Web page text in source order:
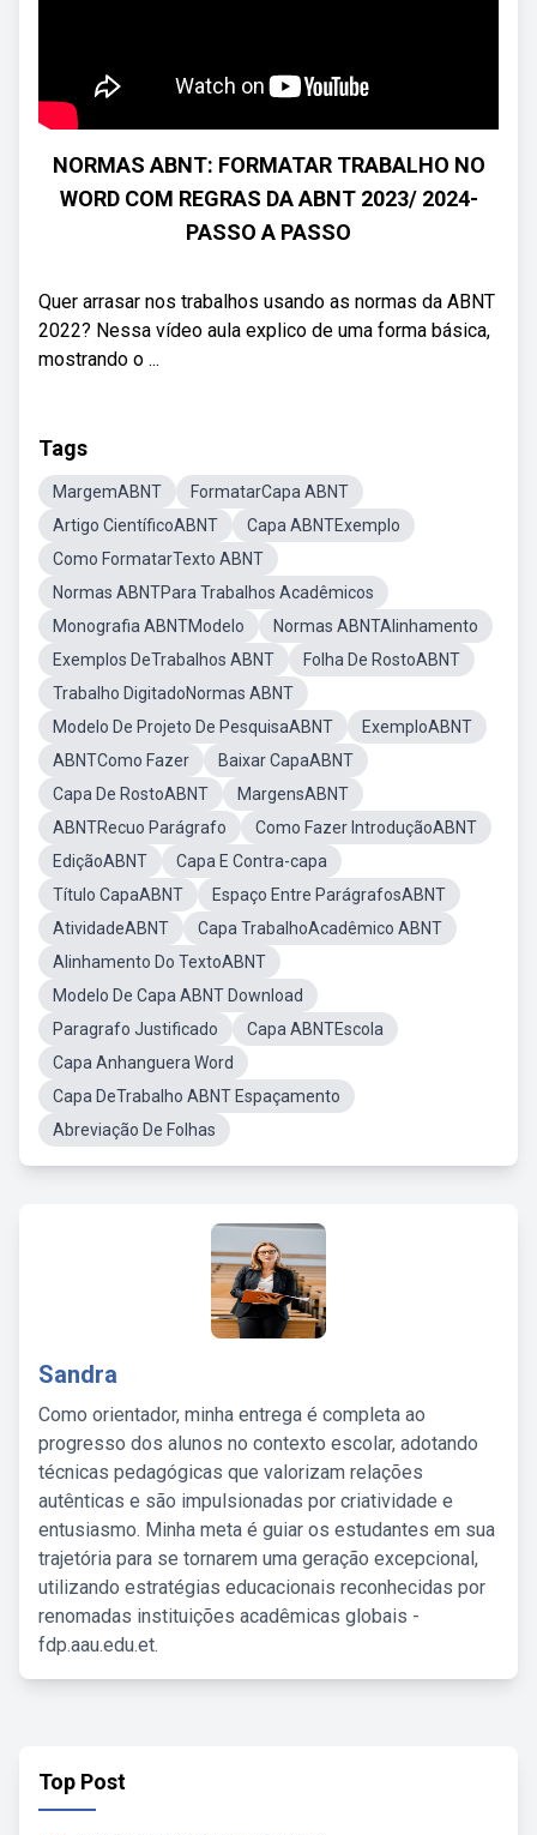
NORMAS ABNT: FORMATAR TRABALHO NO
WORD COM REGRAS DA ABNT 2023/ 2024-
PASSO A PASSO
Quer arrasar nos trabalhos usando as normas da ABNT
2022? Nessa vídeo aula explico de uma forma básica,
mostrando o ...
Tags
MargemABNT
FormatarCapa ABNT
Artigo CientíficoABNT
Capa ABNTExemplo
Como FormatarTexto ABNT
Normas ABNTPara Trabalhos Acadêmicos
Monografia ABNTModelo
Normas ABNTAlinhamento
Exemplos DeTrabalhos ABNT
Folha De RostoABNT
Trabalho DigitadoNormas ABNT
Modelo De Projeto De PesquisaABNT
ExemploABNT
ABNTComo Fazer
Baixar CapaABNT
Capa De RostoABNT
MargensABNT
ABNTRecuo Parágrafo
Como Fazer IntroduçãoABNT
EdiçãoABNT
Capa E Contra-capa
Título CapaABNT
Espaço Entre ParágrafosABNT
AtividadeABNT
Capa TrabalhoAcadêmico ABNT
Alinhamento Do TextoABNT
Modelo De Capa ABNT Download
Paragrafo Justificado
Capa ABNTEscola
Capa Anhanguera Word
Capa DeTrabalho ABNT Espaçamento
Abreviação De Folhas
Sandra
Como orientador, minha entrega é completa ao
progresso dos alunos no contexto escolar, adotando
técnicas pedagógicas que valorizam relações
autênticas e são impulsionadas por criatividade e
entusiasmo. Minha meta é guiar os estudantes em sua
trajetória para se tornarem uma geração excepcional,
utilizando estratégias educacionais reconhecidas por
renomadas instituições acadêmicas globais -
fdp.aau.edu.et.
Top Post